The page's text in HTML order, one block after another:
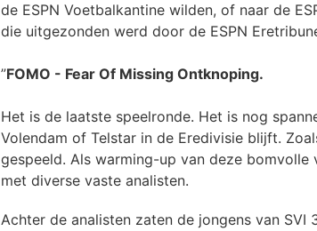
de ESPN Voetbalkantine wilden, of naar de
die uitgezonden werd door de ESPN
”FOMO - Fear Of Missing Ontknoping.
Het is de laatste speelronde. Het is nog
Volendam of Telstar in de Eredivisie blijft.
gespeeld. Als warming-up van deze
met diverse vaste analisten.
Achter de analisten zaten de jongens van SVI